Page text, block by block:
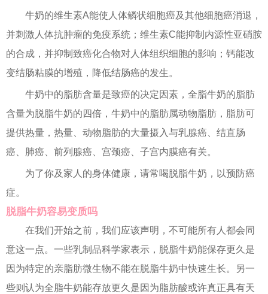
牛奶的维生素A能使人体鳞状细胞癌及其他细胞癌消退，
并刺激人体抗肿瘤的免疫系统；维生素C能抑制内源性亚硝胺
的合成，并抑制致癌化合物对人体组织细胞的影响；钙能改
变结肠粘膜的增殖，降低结肠癌的发生。
牛奶中的脂肪含量是致癌的决定因素，全脂牛奶的脂肪
含量为脱脂牛奶的四倍，牛奶中的脂肪属动物脂肪，脂肪可
提供热量，热量、动物脂肪的大量摄入与乳腺癌、结直肠
癌、肺癌、前列腺癌、宫颈癌、子宫内膜癌有关。
为了你及家人的身体健康，请常喝脱脂牛奶，以预防癌
症。
脱脂牛奶容易变质吗
在我们开始之前，我们应该声明，不可能所有人都会同
意这一点。一些乳制品科学家表示，脱脂牛奶能保存更久是
因为特定的亲脂肪微生物不能在脱脂牛奶中快速生长。另一
些则认为全脂牛奶能存放更久是因为脂肪酸或许真正具有天